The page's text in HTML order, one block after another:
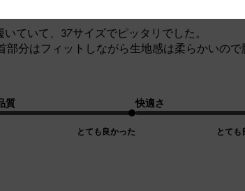
ていて、37サイズでピッタリでした。
部分はフィットしながら生地感は柔らかいの
質
とても良かった
快適さ
とても